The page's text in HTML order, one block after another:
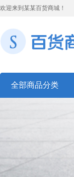
欢迎来到某某百货商城！
全部商品分类